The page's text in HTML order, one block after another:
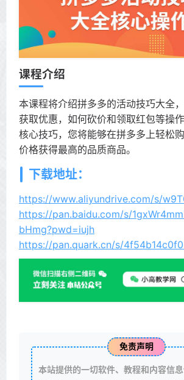
课程介绍
本课程将介绍拼多多的活动技巧大全
获取优惠，如何砍价和领取红包等操
核心技巧，您将能够在拼多多上轻松
价格获得最高的品质商品。
下载地址：
https://www.aliyundrive.com/s/
https://pan.baidu.com/s/
bHmg?pwd=iujh
https://pan.quark.cn/s/
免责声明
本站提供的一切软件、教程和内容信